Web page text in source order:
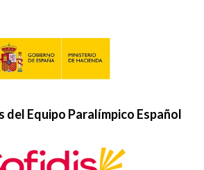
Equipo Paralímpico Español